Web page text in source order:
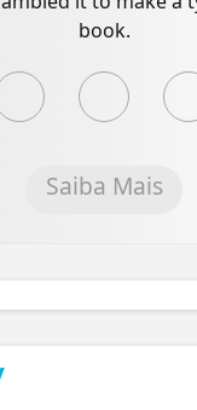
book.
Saiba Mais